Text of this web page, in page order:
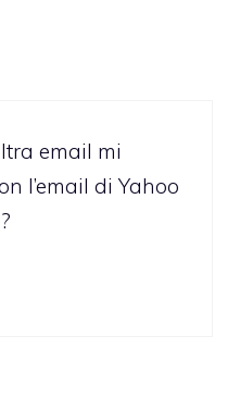
email mi
l’email di Yahoo